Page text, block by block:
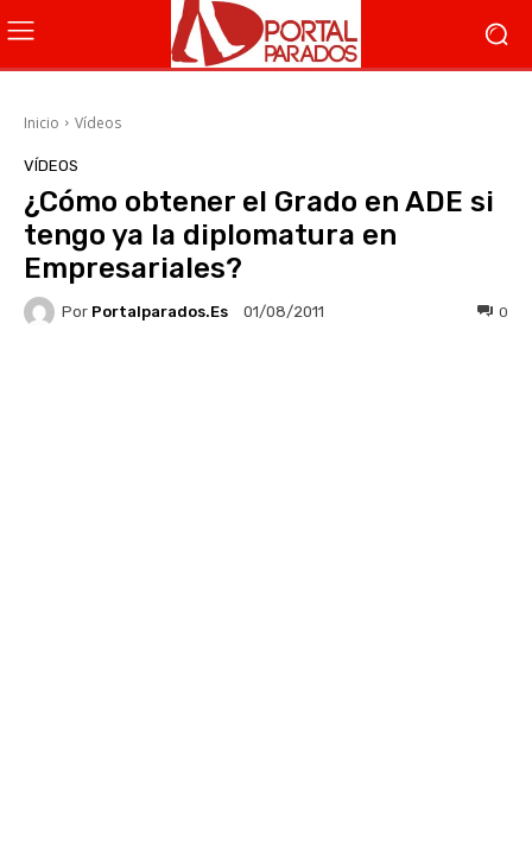
Inicio Vídeos
VÍDEOS
¿Cómo obtener el Grado en ADE si
tengo ya la diplomatura en
Empresariales?
Por Portalparados.es 01/08/2011 0